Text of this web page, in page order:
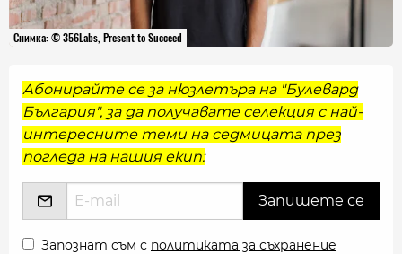
Снимка: © 356Labs, Present to Succeed
Абонирайте се за нюзлетъра на "Булевард
България", за да получавате селекция с най-
интересните теми на седмицата през
погледа на нашия екип:
Запознат съм с политиката за съхранение